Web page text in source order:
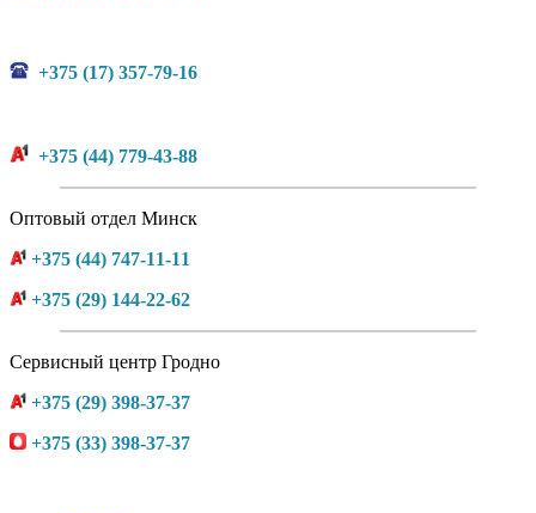
+375 (17) 357-79-16
+375 (44) 779-43-88
Оптовый отдел Минск
+375 (44) 747-11-11
+375 (29) 144-22-62
Сервисный центр Гродно
+375 (29) 398-37-37
+375 (33) 398-37-37